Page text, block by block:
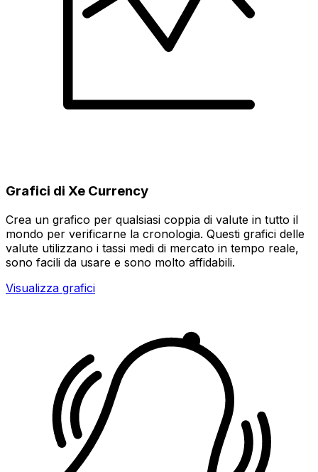
Grafici di Xe Currency
Crea un grafico per qualsiasi coppia di valute in tutto il
mondo per verificarne la cronologia. Questi grafici delle
valute utilizzano i tassi medi di mercato in tempo reale,
sono facili da usare e sono molto affidabili.
Visualizza grafici